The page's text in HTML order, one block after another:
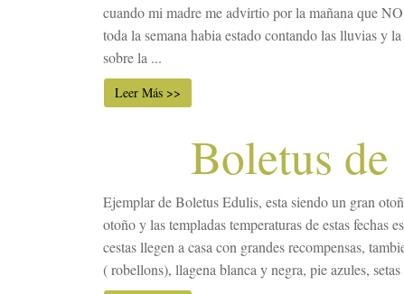
cuando mi madre me advirtio por la mañana que
toda la semana habia estado contando las lluvias y
sobre la ...
Leer Más >>
Boletus
Ejemplar de Boletus Edulis, esta siendo un gran
otoño y las templadas temperaturas de estas fechas
cestas llegen a casa con grandes recompensas,
( robellons), llagena blanca y negra, pie azules,